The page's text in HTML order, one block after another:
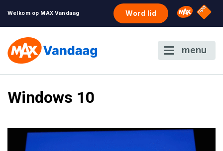
Welkom op MAX Vandaag Word lid Omroep
NPO
menu
Windows 10